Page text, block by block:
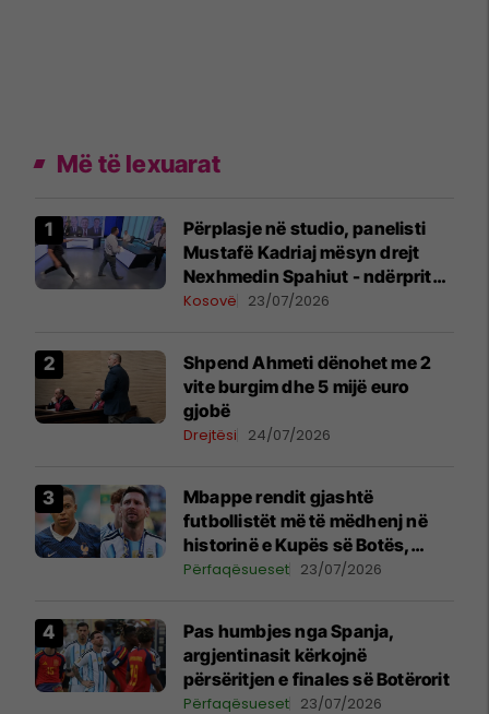
Më të lexuarat
Përplasje në studio, panelisti
Mustafë Kadriaj mësyn drejt
Nexhmedin Spahiut - ndërpritet
transmetimi
Kosovë 23/07/2026
Shpend Ahmeti dënohet me 2
vite burgim dhe 5 mijë euro
gjobë
Drejtësi 24/07/2026
Mbappe rendit gjashtë
futbollistët më të mëdhenj në
historinë e Kupës së Botës,
Messi mbetet i dyti
Përfaqësueset 23/07/2026
Pas humbjes nga Spanja,
argjentinasit kërkojnë
përsëritjen e finales së Botërorit
Përfaqësueset 23/07/2026